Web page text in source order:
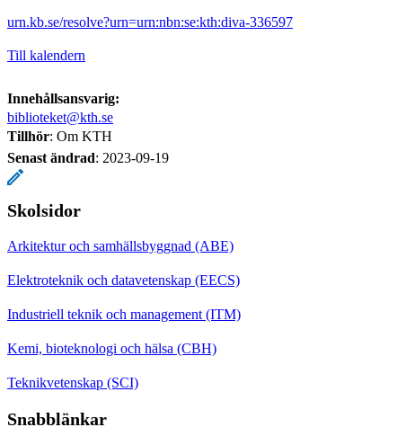
urn.kb.se/resolve?urn=urn:nbn:se:kth:diva-336597
Till kalendern
Innehållsansvarig:
biblioteket@kth.se
Tillhör: Om KTH
Senast ändrad: 2023-09-19
Skolsidor
Arkitektur och samhällsbyggnad (ABE)
Elektroteknik och datavetenskap (EECS)
Industriell teknik och management (ITM)
Kemi, bioteknologi och hälsa (CBH)
Teknikvetenskap (SCI)
Snabblänkar